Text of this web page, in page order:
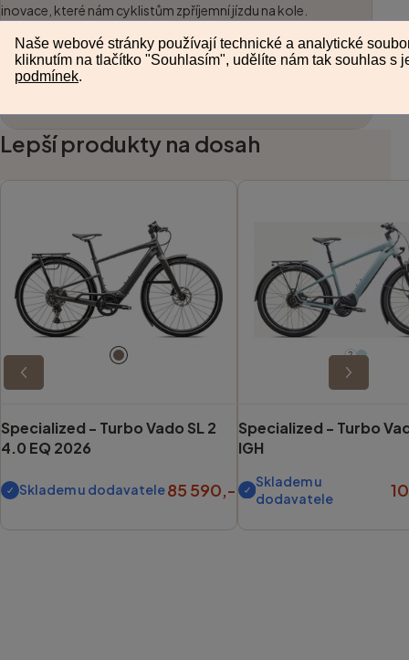
inovace, které nám cyklistům zpříjemní jízdu na kole.
Všechny výrobky Specialized
Lepší produkty na dosah
Specialized - Turbo Vado SL 2
4.0 EQ 2026
Skladem u dodavatele85 590,-
?
Specialized - Turbo
IGH
Skladem u
dodavatele